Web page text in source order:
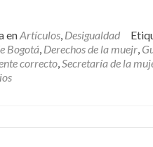
enArtículos, Desigualdad
Bogotá, Derechos de la muejr,
correcto,Secretaría de la